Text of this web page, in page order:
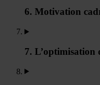
6. Motivation
7. L’optimisation